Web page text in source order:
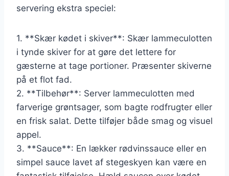
servering ekstra speciel:
1. **Skær kødet i skiver**: Skær lammeculotten
i tynde skiver for at gøre det lettere for
gæsterne at tage portioner. Præsenter skiverne
på et flot fad.
2. **Tilbehør**: Server lammeculotten med
farverige grøntsager, som bagte rodfrugter eller
en frisk salat. Dette tilføjer både smag og visuel
appel.
3. **Sauce**: En lækker rødvinssauce eller en
simpel sauce lavet af stegeskyen kan være en